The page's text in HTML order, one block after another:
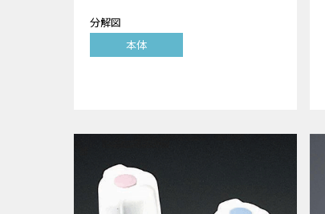
分解図
本体